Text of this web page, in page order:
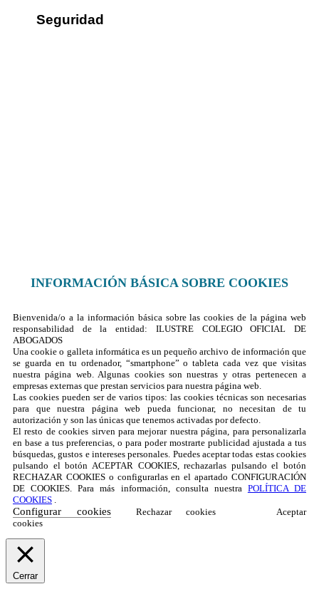
Seguridad
INFORMACIÓN BÁSICA SOBRE COOKIES
Bienvenida/o a la información básica sobre las cookies de la página web
responsabilidad de la entidad: ILUSTRE COLEGIO OFICIAL DE
ABOGADOS
Una cookie o galleta informática es un pequeño archivo de información que
se guarda en tu ordenador, “smartphone” o tableta cada vez que visitas
nuestra página web. Algunas cookies son nuestras y otras pertenecen a
empresas externas que prestan servicios para nuestra página web.
Las cookies pueden ser de varios tipos: las cookies técnicas son necesarias
para que nuestra página web pueda funcionar, no necesitan de tu
autorización y son las únicas que tenemos activadas por defecto.
El resto de cookies sirven para mejorar nuestra página, para personalizarla
en base a tus preferencias, o para poder mostrarte publicidad ajustada a tus
búsquedas, gustos e intereses personales. Puedes aceptar todas estas cookies
pulsando el botón ACEPTAR COOKIES, rechazarlas pulsando el botón
RECHAZAR COOKIES o configurarlas en el apartado CONFIGURACIÓN
DE COOKIES. Para más información, consulta nuestra POLÍTICA DE
COOKIES .
Configurar cookies Rechazar cookies
Aceptar
cookies
Cerrar